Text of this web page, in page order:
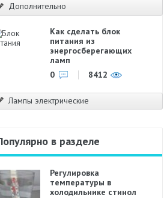
Дополнительно
Как сделать блок
питания из
энергосберегающих
ламп
0
8412
Лампы электрические
в разделе
Регулировка
температуры в
холодильнике стинол